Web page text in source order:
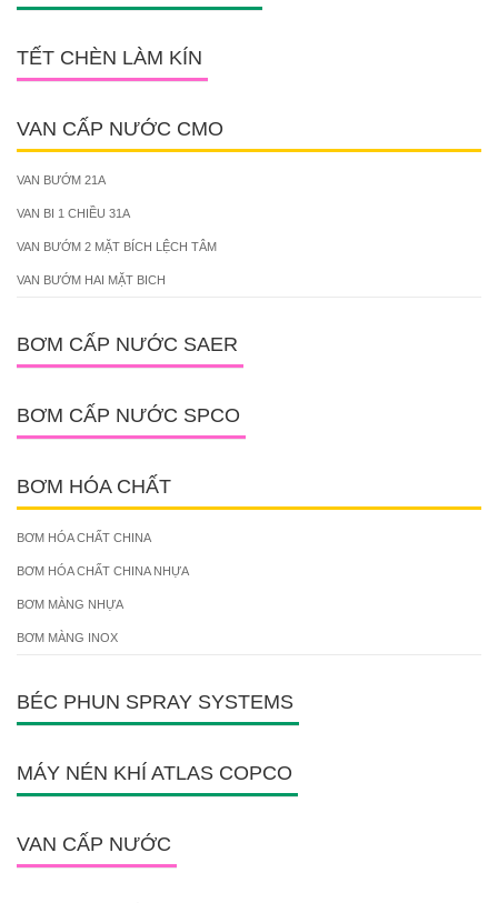
TẾT CHÈN LÀM KÍN
VAN CẤP NƯỚC CMO
VAN BƯỚM 21A
VAN BI 1 CHIỀU 31A
VAN BƯỚM 2 MẶT BÍCH LỆCH TÂM
VAN BƯỚM HAI MẶT BICH
BƠM CẤP NƯỚC SAER
BƠM CẤP NƯỚC SPCO
BƠM HÓA CHẤT
BƠM HÓA CHẤT CHINA
BƠM HÓA CHẤT CHINA NHỰA
BƠM MÀNG NHỰA
BƠM MÀNG INOX
BÉC PHUN SPRAY SYSTEMS
MÁY NÉN KHÍ ATLAS COPCO
VAN CẤP NƯỚC